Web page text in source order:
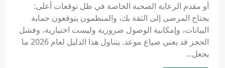
أو مقدم الرعاية الصحية الخاصة في ظل توقعات أعلى:
يحتاج المرضى إلى الثقة بك، والمنظمون يتوقعون حماية
البيانات، وإمكانية الوصول ضرورية وليست اختيارية، وفشل
الحجز قد يعني ضياع موعد. يتناول هذا الدليل لعام 2026 ما
يجعل...